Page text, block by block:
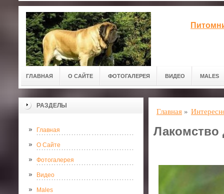
ГЛАВНАЯ О САЙТЕ ФОТОГАЛЕРЕЯ ВИДЕО MALES
РАЗДЕЛЫ
Главная
О Сайте
Фотогалерея
Видео
Males
Главная »
Лакомство